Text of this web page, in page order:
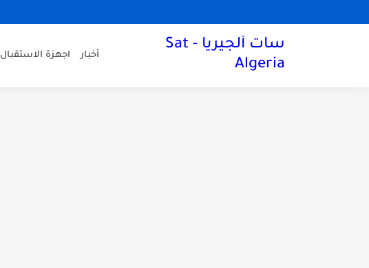
سات ألجيريا - Sat
Algeria
أخبار اجهزة الاستقبال